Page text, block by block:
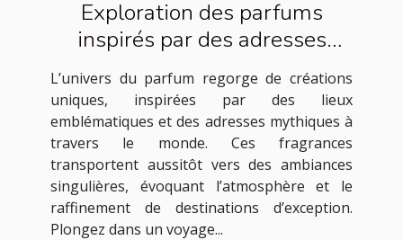
Exploration des parfums
inspirés par des adresses
célèbres
L’univers du parfum regorge de créations
uniques, inspirées par des lieux
emblématiques et des adresses mythiques à
travers le monde. Ces fragrances
transportent aussitôt vers des ambiances
singulières, évoquant l’atmosphère et le
raffinement de destinations d’exception.
Plongez dans un voyage...